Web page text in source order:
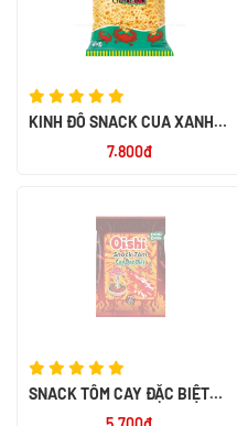
KINH ĐÔ SNACK CUA XANH
7.800đ
SNACK TÔM CAY ĐẶC BIỆT